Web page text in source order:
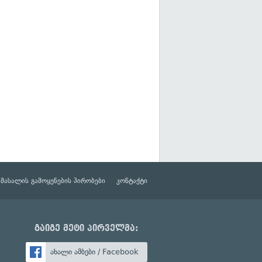
მასალის გამოყენების პირობები კონტაქტი
გაიგე მეტი პირველმა:
ახალი ამბები / Facebook